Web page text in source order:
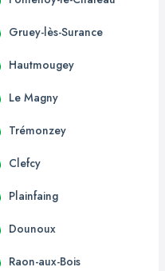
Gruey-lès-Surance
Hautmougey
Le Magny
Trémonzey
Clefcy
Plainfaing
Dounoux
Raon-aux-Bois